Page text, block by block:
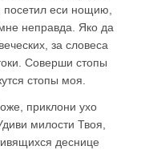
посетил еси нощию,
неправда. Яко да
за словеса
Соверши стопы
стопы моя.
приклони ухо
милости Твоя,
деснице